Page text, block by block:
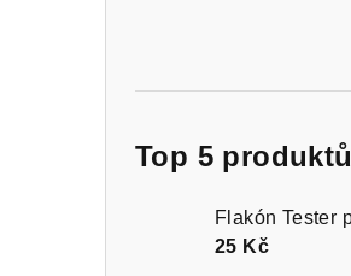
Top 5 produktů
25 Kč